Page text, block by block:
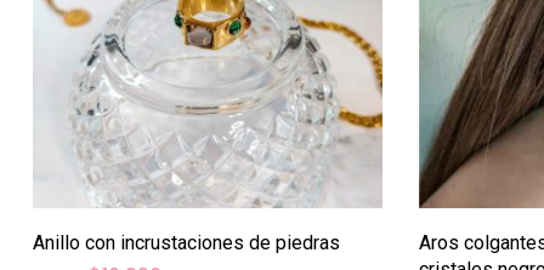
Anillo con incrustaciones de piedras
Aros